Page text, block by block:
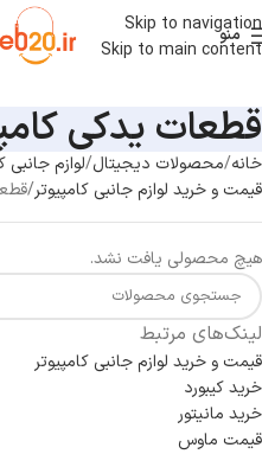
Skip to navigation
Skip to main content
منو
قطعات یدکی
خانه محصولات دیجیتال لوازم جانبی
قیمت و خرید لوازم جانبی کامپیوتر
هیچ محصولی یافت نشد.
لینک‌های مرتبط
قیمت و خرید لوازم جانبی کامپیوتر
خرید کیبورد
خرید مانیتور
قیمت ماوس